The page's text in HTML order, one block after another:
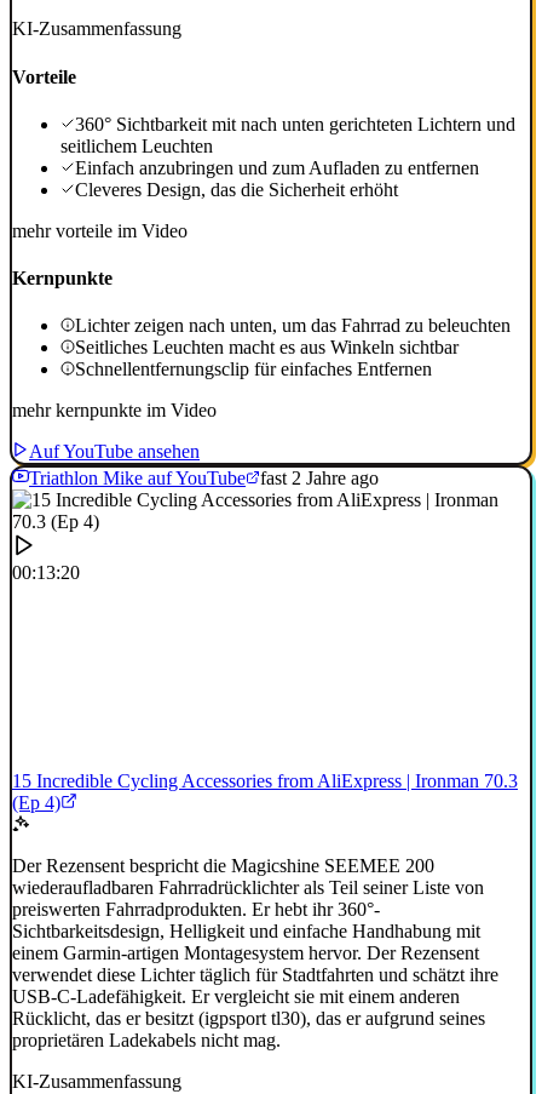
KI-Zusammenfassung
Vorteile
360° Sichtbarkeit mit nach unten gerichteten Lichtern und
seitlichem Leuchten
Einfach anzubringen und zum Aufladen zu entfernen
Cleveres Design, das die Sicherheit erhöht
mehr vorteile im Video
Kernpunkte
Lichter zeigen nach unten, um das Fahrrad zu beleuchten
Seitliches Leuchten macht es aus Winkeln sichtbar
Schnellentfernungsclip für einfaches Entfernen
mehr kernpunkte im Video
Auf YouTube ansehen
Triathlon Mike auf YouTube
fast 2 Jahre ago
00:13:20
15 Incredible Cycling Accessories from AliExpress | Ironman 70.3
(Ep 4)
Der Rezensent bespricht die Magicshine SEEMEE 200
wiederaufladbaren Fahrradrücklichter als Teil seiner Liste von
preiswerten Fahrradprodukten. Er hebt ihr 360°-
Sichtbarkeitsdesign, Helligkeit und einfache Handhabung mit
einem Garmin-artigen Montagesystem hervor. Der Rezensent
verwendet diese Lichter täglich für Stadtfahrten und schätzt ihre
USB-C-Ladefähigkeit. Er vergleicht sie mit einem anderen
Rücklicht, das er besitzt (igpsport tl30), das er aufgrund seines
proprietären Ladekabels nicht mag.
KI-Zusammenfassung